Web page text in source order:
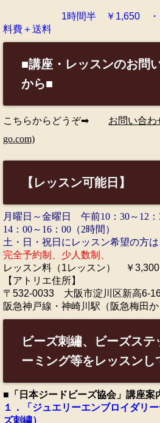
1時間半 ￥1,650 ・ 2
料費＋送料
■講座・レッスンのお問
から■
こちらからどうぞ➡ お問い合わ
go.com)
【レッスン可能日】
月曜日～金曜日 午前10：30～12
14：00～16：00（2時間）
土・日・祝日にレッスン希望の方
完全予約制、少人数制、
レ ッスン料（1レッスン） ￥
【アトリエ住所】
〒532-0033 大阪市淀川区新高6-
阪急神戸線・神崎川駅（阪急梅
ビーズ刺繡、ビーズス
ーミング等をレッスンし
■「日本ジードビーズ協会」講座案
１．「ジュエリーエンブロイダリ
ズ刺繍）